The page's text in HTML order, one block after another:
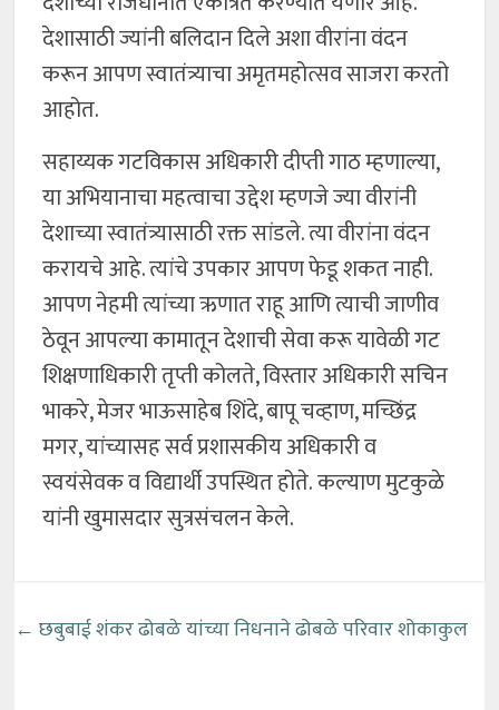
देशासाठी ज्यांनी बलिदान दिले अशा वीरांना वंदन
करून आपण स्वातंत्र्याचा अमृतमहोत्सव साजरा करतो
आहोत.
सहाय्यक गटविकास अधिकारी दीप्ती गाठ म्हणाल्या,
या अभियानाचा महत्वाचा उद्देश म्हणजे ज्या वीरांनी
देशाच्या स्वातंत्र्यासाठी रक्त सांडले. त्या वीरांना वंदन
करायचे आहे. त्यांचे उपकार आपण फेडू शकत नाही.
आपण नेहमी त्यांच्या ऋणात राहू आणि त्याची जाणीव
ठेवून आपल्या कामातून देशाची सेवा करू यावेळी गट
शिक्षणाधिकारी तृप्ती कोलते, विस्तार अधिकारी सचिन
भाकरे, मेजर भाऊसाहेब शिंदे, बापू चव्हाण, मच्छिंद्र
मगर, यांच्यासह सर्व प्रशासकीय अधिकारी व
स्वयंसेवक व विद्यार्थी उपस्थित होते. कल्याण मुटकुळे
यांनी खुमासदार सुत्रसंचलन केले.
← छबुबाई शंकर ढोबळे यांच्या निधनाने ढोबळे परिवार शोकाकुल